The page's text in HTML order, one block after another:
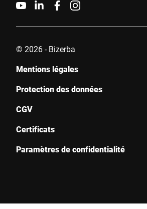
© 2026 - Bizerba
Mentions légales
Protection des données
CGV
Certificats
Paramètres de confidentialité